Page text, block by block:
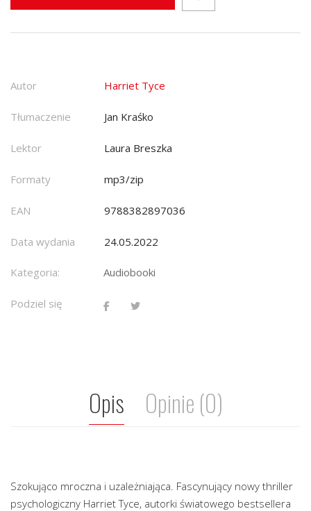
Autor Harriet Tyce
Tłumaczenie Jan Kraśko
Lektor Laura Breszka
Formaty mp3/zip
EAN 9788382897036
Data wydania 24.05.2022
Kategoria: Audiobooki
Podziel się
Opis Opinie (0)
Szokująco mroczna i uzależniająca. Fascynujący nowy thriller
psychologiczny Harriet Tyce, autorki światowego bestsellera